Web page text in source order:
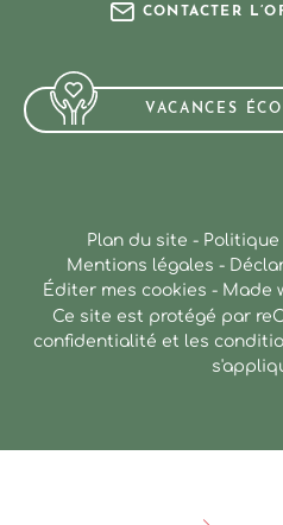
CONTACTER
VACANCES
Plan du site -
Mentions légales -
Éditer mes cookies - Made
Ce site est protégé par
confidentialité et les